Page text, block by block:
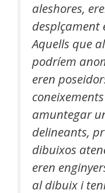
aleshores,
desplçament
Aquells que
podríem
eren
amuntegar
delineants,
dibuixos
eren
al dibuix i